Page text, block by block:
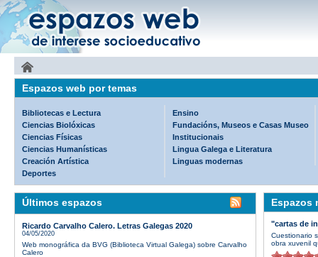
Espazos web por temas
Bibliotecas e Lectura
Ciencias Biolóxicas
Ciencias Físicas
Ciencias Humanísticas
Creación Artística
Deportes
Ensino
Fundacións, Museos e Casas Museo
Institucionais
Lingua Galega e Literatura
Linguas modernas
Últimos espazos
Ricardo Carvalho Calero. Letras Galegas 2020
04/05/2020
Web monográfica da BVG (Biblioteca Virtual Galega) sobre Carvalho
Calero
Espazos
"cartas de
Cuestionario
obra xuvenil